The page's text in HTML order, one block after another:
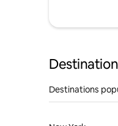
Destinations